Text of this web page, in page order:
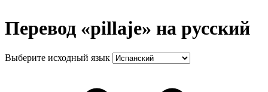
Перевод «pillaje» на русский
Выберите исходный язык